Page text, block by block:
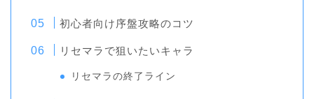
初心者向け序盤攻略のコツ
リセマラで狙いたいキャラ
リセマラの終了ライン